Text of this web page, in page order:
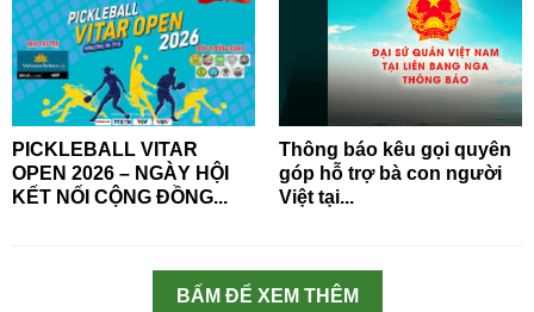
PICKLEBALL VITAR
OPEN 2026 – NGÀY HỘI
KẾT NỐI CỘNG ĐỒNG...
Thông báo kêu gọi quyên
góp hỗ trợ bà con người
Việt tại...
BẤM ĐỂ XEM THÊM